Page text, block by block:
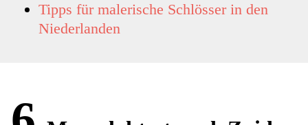
Tipps für malerische Schlösser in den
Niederlanden